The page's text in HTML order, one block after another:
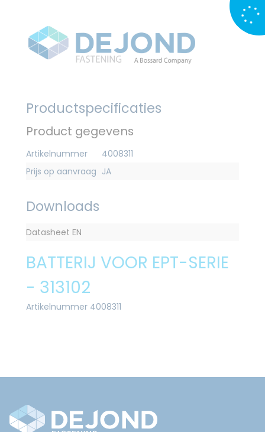
Productspecificaties
Product gegevens
Artikelnummer
4008311
Prijs op aanvraag JA
Downloads
Datasheet EN
BATTERIJ VOOR EPT-SERIE
- 313102
Artikelnummer 4008311